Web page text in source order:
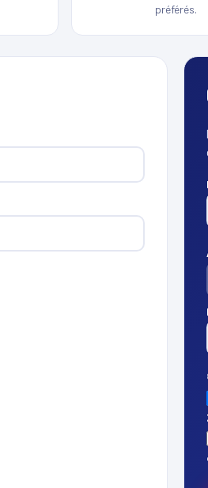
préférés.